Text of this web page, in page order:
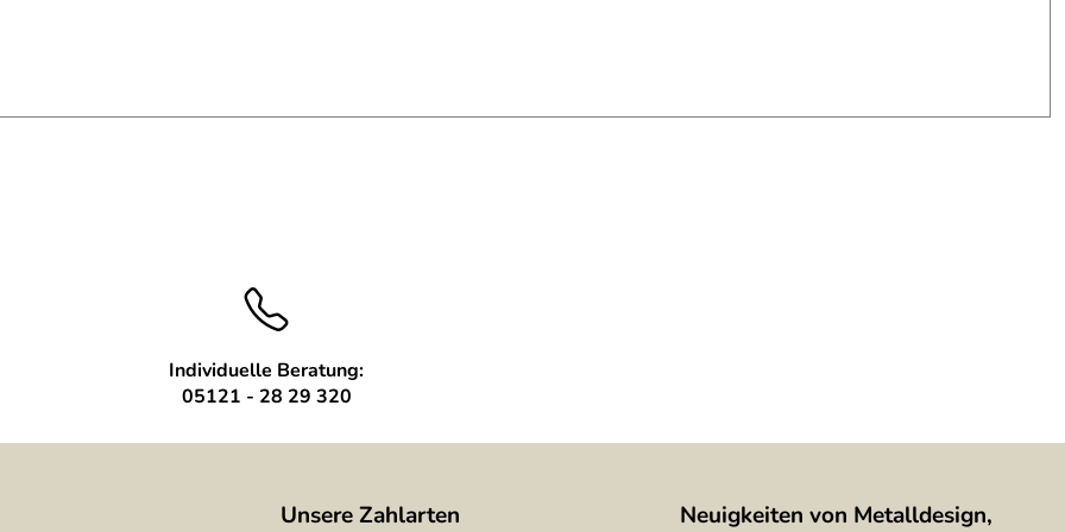
Individuelle Beratung:
05121 - 28 29 320
Unsere Zahlarten
Neuigkeiten von Metalldesign,